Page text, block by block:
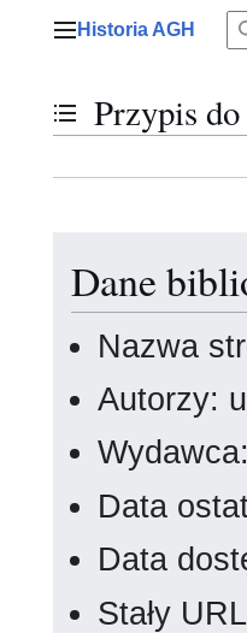
Menu główne
Historia AGH
Przełącz stan spisu
Przypis
Dane
Nazwa
Autorzy:
Wydawca:
Data
Data
Stały